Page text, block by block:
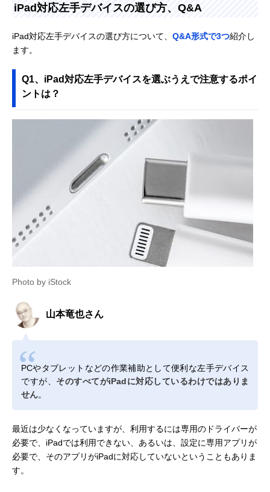
iPad対応左手デバイスの選び方、Q&A
iPad対応左手デバイスの選び方について、 Q&A形式で3つ紹介し
ます。
Q1、iPad対応左手デバイスを選ぶうえで注意するポイ
ントは？
Photo by iStock
山本竜也さん
PCやタブレットなどの作業補助として便利な左手デバイス
ですが、 そのすべてがiPadに対応しているわけではありま
せん。
最近は少なくなっていますが、利用するには専用のドライバーが
必要で、iPadでは利用できない、あるいは、設定に専用アプリが
必要で、そのアプリがiPadに対応していないということもありま
す。